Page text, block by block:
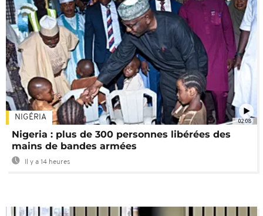
02:08
NIGÉRIA
Nigeria : plus de 300 personnes libérées des
mains de bandes armées
Il y a 14 heures